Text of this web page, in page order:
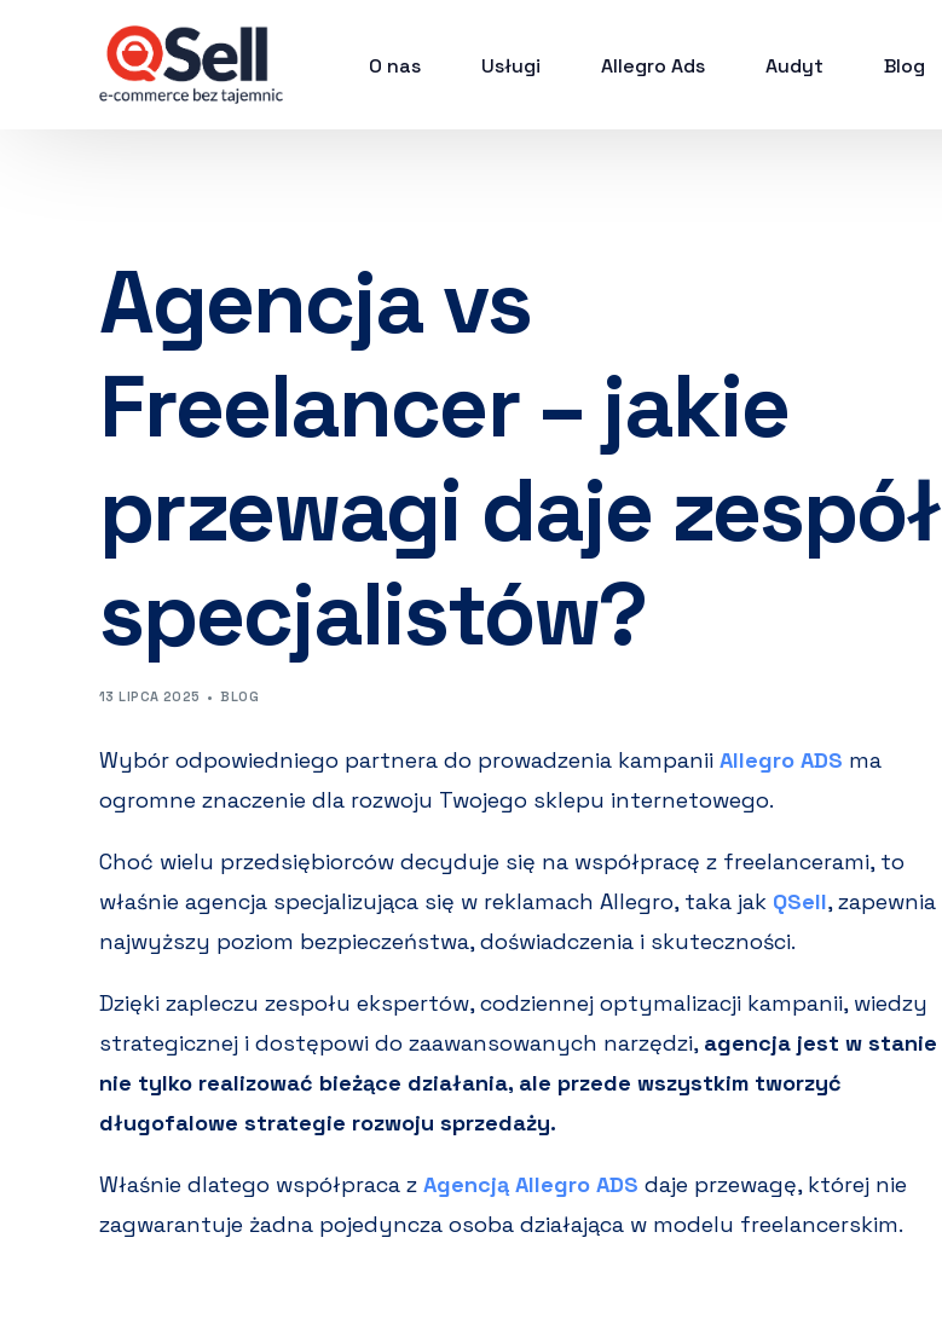
O nas Usługi Allegro Ads Audyt Blog
Agencja vs
Freelancer – jakie
przewagi daje zespół
specjalistów?
13 LIPCA 2025 BLOG
Wybór odpowiedniego partnera do prowadzenia kampanii Allegro ADS ma
ogromne znaczenie dla rozwoju Twojego sklepu internetowego.
Choć wielu przedsiębiorców decyduje się na współpracę z freelancerami, to
właśnie agencja specjalizująca się w reklamach Allegro, taka jak QSell, zapewnia
najwyższy poziom bezpieczeństwa, doświadczenia i skuteczności.
Dzięki zapleczu zespołu ekspertów, codziennej optymalizacji kampanii, wiedzy
strategicznej i dostępowi do zaawansowanych narzędzi, agencja jest w stanie
nie tylko realizować bieżące działania, ale przede wszystkim tworzyć
długofalowe strategie rozwoju sprzedaży.
Właśnie dlatego współpraca z Agencją Allegro ADS daje przewagę, której nie
zagwarantuje żadna pojedyncza osoba działająca w modelu freelancerskim.